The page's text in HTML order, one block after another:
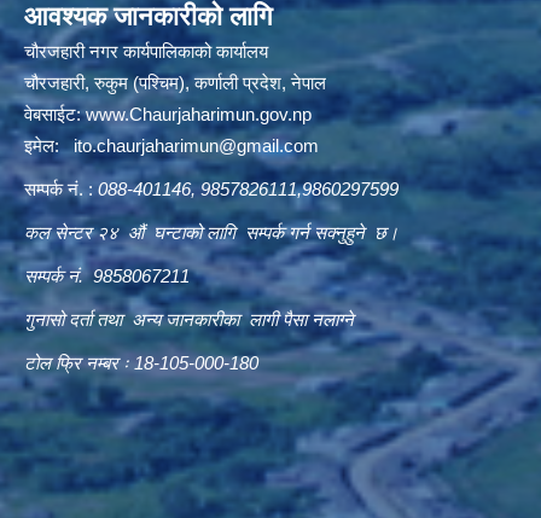
आवश्यक जानकारीको लागि
चौरजहारी नगर कार्यपालिकाको कार्यालय
चौरजहारी, रुकुम (पश्चिम), कर्णाली प्रदेश, नेपाल
वेबसाईट:www.Chaurjaharimun.gov.np
इमेल:ito.chaurjaharimun@gmail.com
सम्पर्क नं. : 088-401146, 9857826111,9860297599
कल सेन्टर २४ औं घन्टाको लागि सम्पर्क गर्न सक्नुहुने छ।
सम्पर्क नं. 9858067211
गुनासो दर्ता तथा अन्य जानकारीका लागी पैसा नलाग्ने
टोल फ्रि नम्बर ः 18-105-000-180